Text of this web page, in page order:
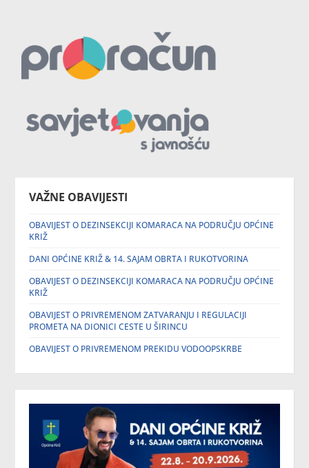
VAŽNE OBAVIJESTI
OBAVIJEST O DEZINSEKCIJI KOMARACA NA PODRUČJU OPĆINE
KRIŽ
DANI OPĆINE KRIŽ & 14. SAJAM OBRTA I RUKOTVORINA
OBAVIJEST O DEZINSEKCIJI KOMARACA NA PODRUČJU OPĆINE
KRIŽ
OBAVIJEST O PRIVREMENOM ZATVARANJU I REGULACIJI
PROMETA NA DIONICI CESTE U ŠIRINCU
OBAVIJEST O PRIVREMENOM PREKIDU VODOOPSKRBE